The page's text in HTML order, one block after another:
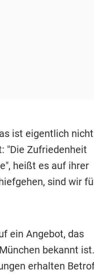
ist eigentlich
"Die Zufriedenheit
heißt es auf ihrer
sind wir
ein Angebot, das
bekannt ist.
erhalten